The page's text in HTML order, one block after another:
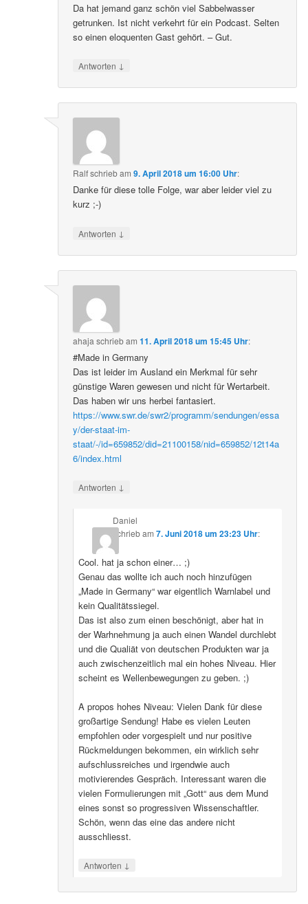
Da hat jemand ganz schön viel Sabbelwasser
getrunken. Ist nicht verkehrt für ein Podcast. Selten
so einen eloquenten Gast gehört. – Gut.
Antworten ↓
Ralfschriebam9. April 2018 um 16:00 Uhr:
Danke für diese tolle Folge, war aber leider viel zu
kurz ;-)
Antworten ↓
ahaja schriebam11. April 2018 um 15:45 Uhr:
#Made in Germany
Das ist leider im Ausland ein Merkmal für sehr
günstige Waren gewesen und nicht für Wertarbeit.
Das haben wir uns herbei fantasiert.
https://www.swr.de/swr2/programm/sendungen/essa
y/der-staat-im-
staat/-/id=659852/did=21100158/nid=659852/12t14a
6/index.html
Antworten ↓
Daniel
schriebam 7. Juni 2018 um 23:23 Uhr:
Cool. hat ja schon einer… ;)
Genau das wollte ich auch noch hinzufügen
„Made in Germany“ war eigentlich Warnlabel und
kein Qualitätssiegel.
Das ist also zum einen beschönigt, aber hat in
der Warhnehmung ja auch einen Wandel durchlebt
und die Qualiät von deutschen Produkten war ja
auch zwischenzeitlich mal ein hohes Niveau. Hier
scheint es Wellenbewegungen zu geben. ;)
A propos hohes Niveau: Vielen Dank für diese
großartige Sendung! Habe es vielen Leuten
empfohlen oder vorgespielt und nur positive
Rückmeldungen bekommen, ein wirklich sehr
aufschlussreiches und irgendwie auch
motivierendes Gespräch. Interessant waren die
vielen Formulierungen mit „Gott“ aus dem Mund
eines sonst so progressiven Wissenschaftler.
Schön, wenn das eine das andere nicht
ausschliesst.
Antworten ↓